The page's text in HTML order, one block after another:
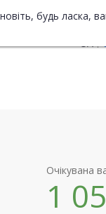
будь ласка,
UA
Очікувана
1